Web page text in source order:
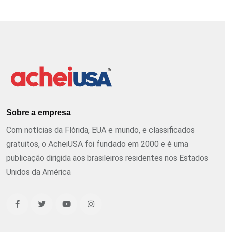
Sobre a empresa
Com notícias da Flórida, EUA e mundo, e classificados
gratuitos, o AcheiUSA foi fundado em 2000 e é uma
publicação dirigida aos brasileiros residentes nos Estados
Unidos da América